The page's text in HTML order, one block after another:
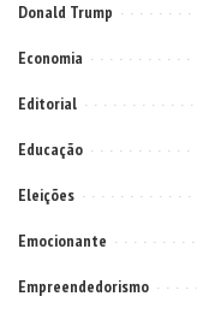
Donald Trump
Economia
Editorial
Educação
Eleições
Emocionante
Empreendedorismo